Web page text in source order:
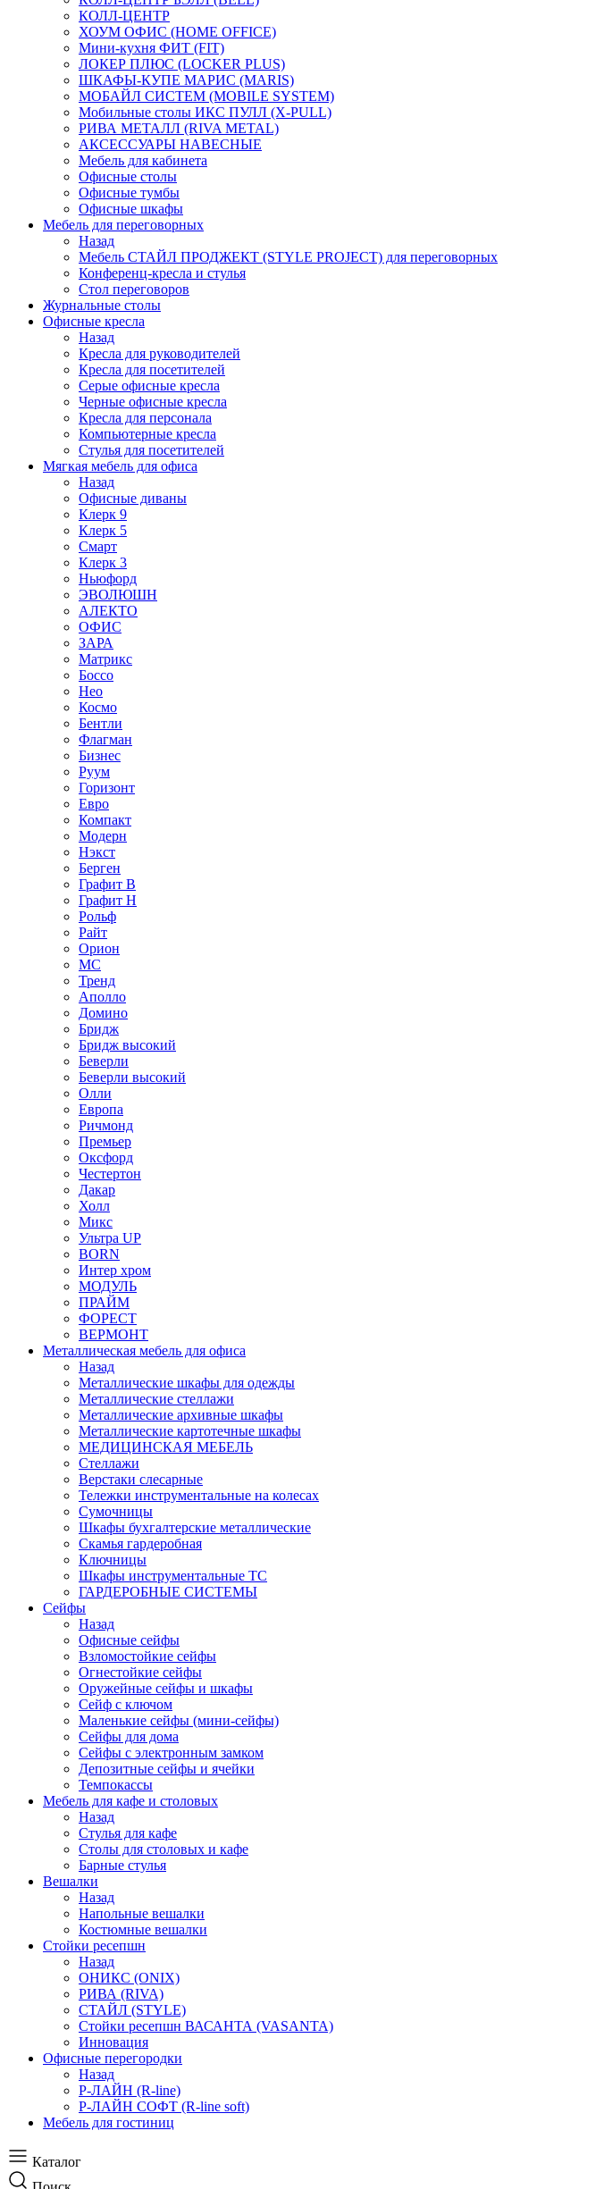
КОЛЛ-ЦЕНТР
ХОУМ ОФИС (HOME OFFICE)
Мини-кухня ФИТ (FIT)
ЛОКЕР ПЛЮС (LOCKER PLUS)
ШКАФЫ-КУПЕ МАРИС (MARIS)
МОБАЙЛ СИСТЕМ (MOBILE SYSTEM)
Мобильные столы ИКС ПУЛЛ (X-PULL)
РИВА МЕТАЛЛ (RIVA METAL)
АКСЕССУАРЫ НАВЕСНЫЕ
Мебель для кабинета
Офисные столы
Офисные тумбы
Офисные шкафы
Мебель для переговорных
Назад
Мебель СТАЙЛ ПРОДЖЕКТ (STYLE PROJECT) для переговорных
Конференц-кресла и стулья
Стол переговоров
Журнальные столы
Офисные кресла
Назад
Кресла для руководителей
Кресла для посетителей
Серые офисные кресла
Черные офисные кресла
Кресла для персонала
Компьютерные кресла
Стулья для посетителей
Мягкая мебель для офиса
Назад
Офисные диваны
Клерк 9
Клерк 5
Смарт
Клерк 3
Ньюфорд
ЭВОЛЮШН
АЛЕКТО
ОФИС
ЗАРА
Матрикс
Боссо
Нео
Космо
Бентли
Флагман
Бизнес
Руум
Горизонт
Евро
Компакт
Модерн
Нэкст
Берген
Графит В
Графит Н
Рольф
Райт
Орион
МС
Тренд
Аполло
Домино
Бридж
Бридж высокий
Беверли
Беверли высокий
Олли
Европа
Ричмонд
Премьер
Оксфорд
Честертон
Дакар
Холл
Микс
Ультра UP
BORN
Интер хром
МОДУЛЬ
ПРАЙМ
ФОРЕСТ
ВЕРМОНТ
Металлическая мебель для офиса
Назад
Металлические шкафы для одежды
Металлические стеллажи
Металлические архивные шкафы
Металлические картотечные шкафы
МЕДИЦИНСКАЯ МЕБЕЛЬ
Стеллажи
Верстаки слесарные
Тележки инструментальные на колесах
Сумочницы
Шкафы бухгалтерские металлические
Скамья гардеробная
Ключницы
Шкафы инструментальные ТС
ГАРДЕРОБНЫЕ СИСТЕМЫ
Сейфы
Назад
Офисные сейфы
Взломостойкие сейфы
Огнестойкие сейфы
Оружейные сейфы и шкафы
Сейф с ключом
Маленькие сейфы (мини-сейфы)
Сейфы для дома
Сейфы с электронным замком
Депозитные сейфы и ячейки
Темпокассы
Мебель для кафе и столовых
Назад
Стулья для кафе
Столы для столовых и кафе
Барные стулья
Вешалки
Назад
Напольные вешалки
Костюмные вешалки
Стойки ресепшн
Назад
ОНИКС (ONIX)
РИВА (RIVA)
СТАЙЛ (STYLE)
Стойки ресепшн ВАСАНТА (VASANTA)
Инновация
Офисные перегородки
Назад
Р-ЛАЙН (R-line)
Р-ЛАЙН СОФТ (R-line soft)
Мебель для гостиниц
Каталог